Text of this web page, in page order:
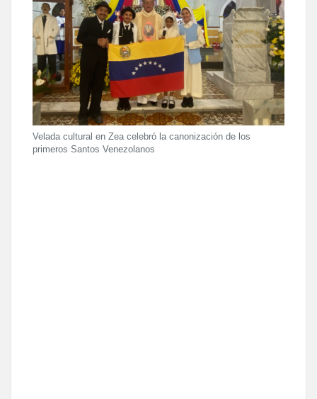
Velada cultural en Zea celebró la canonización de los
primeros Santos Venezolanos